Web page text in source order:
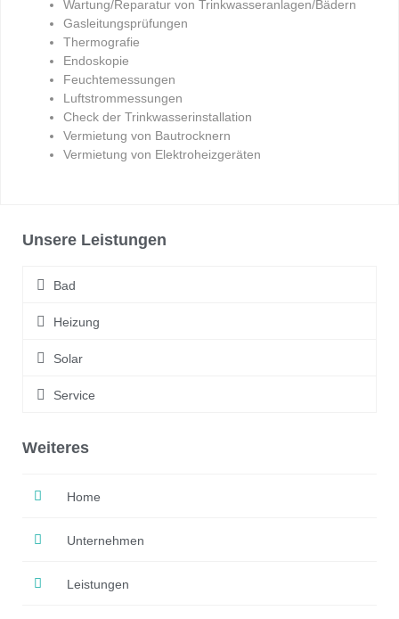
Wartung/Reparatur von Trinkwasseranlagen/Bädern
Gasleitungsprüfungen
Thermografie
Endoskopie
Feuchtemessungen
Luftstrommessungen
Check der Trinkwasserinstallation
Vermietung von Bautrocknern
Vermietung von Elektroheizgeräten
Unsere Leistungen
Bad
Heizung
Solar
Service
Weiteres
Home
Unternehmen
Leistungen